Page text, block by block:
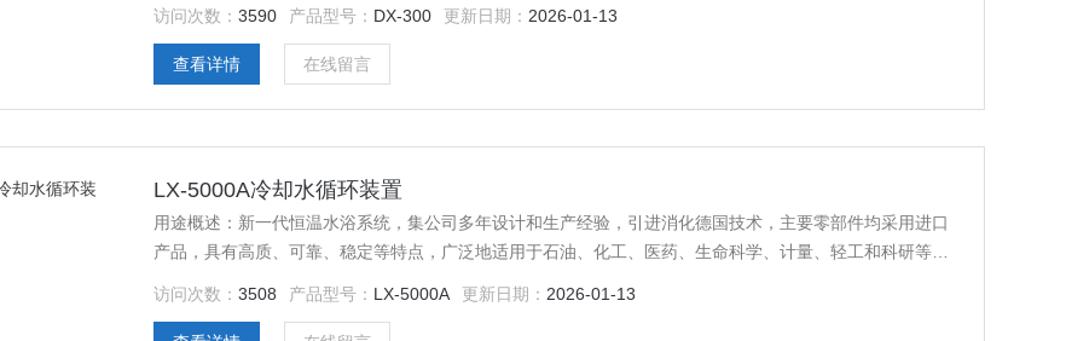
访问次数：3590 产品型号： DX-300 更新日期： 2026-01-13
查看详情 在线留言
LX-5000A冷却水循环装置
用途概述：新一代恒温水浴系统，集公司多年设计和生产经验，引进消化德国技术，主要零部件均采用进口
产品，具有高质、可靠、稳定等特点，广泛地适用于石油、化工、医药、生命科学、计量、轻工和科研等领
访问次数：3508 产品型号： LX-5000A 更新日期： 2026-01-13